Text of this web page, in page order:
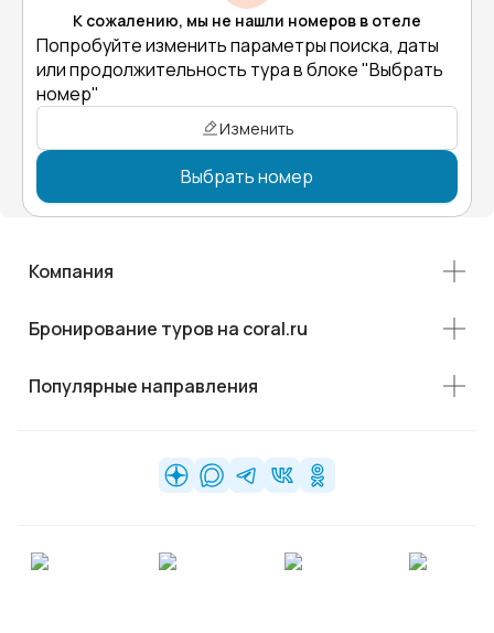
К сожалению, мы не нашли номеров в отеле
Попробуйте изменить параметры поиска, даты
или продолжительность тура в блоке "Выбрать
номер"
Изменить
Выбрать номер
Компания
Бронирование туров на coral.ru
Популярные направления